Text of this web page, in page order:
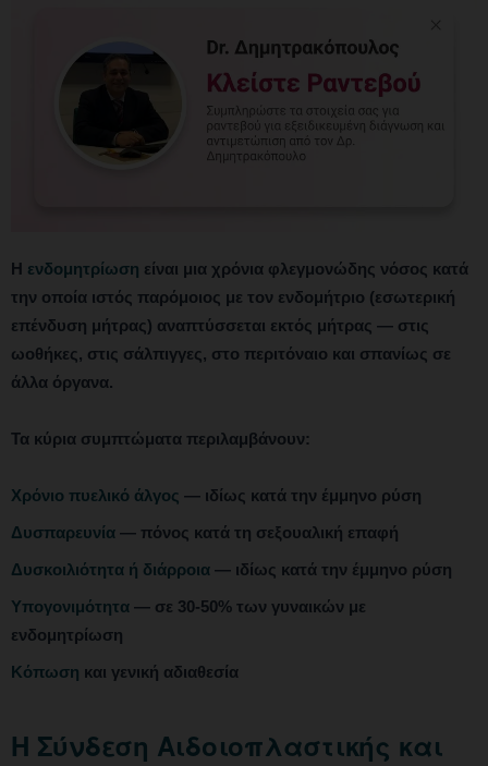
Η ενδομητρίωση είναι μια χρόνια φλεγμονώδης νόσος κατά
την οποία ιστός παρόμοιος με τον ενδομήτριο (εσωτερική
επένδυση μήτρας) αναπτύσσεται εκτός μήτρας — στις
ωοθήκες, στις σάλπιγγες, στο περιτόναιο και σπανίως σε
άλλα όργανα.
Τα κύρια συμπτώματα περιλαμβάνουν:
Χρόνιο πυελικό άλγος — ιδίως κατά την έμμηνο ρύση
Δυσπαρευνία — πόνος κατά τη σεξουαλική επαφή
Δυσκοιλιότητα ή διάρροια — ιδίως κατά την έμμηνο ρύση
Υπογονιμότητα — σε 30-50% των γυναικών με
ενδομητρίωση
Κόπωση και γενική αδιαθεσία
Η Σύνδεση Αιδοιοπλαστικής και